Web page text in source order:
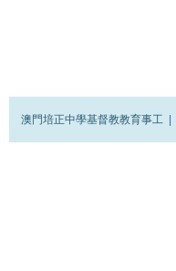
澳門培正中學基督教教育事工 |